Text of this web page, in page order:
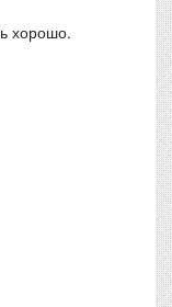
хорошо.